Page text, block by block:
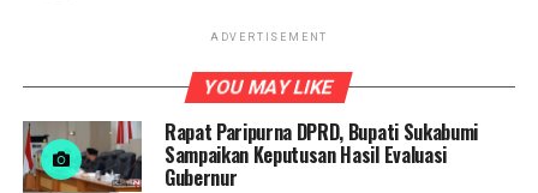
ADVERTISEMENT
YOU MAY LIKE
Rapat Paripurna DPRD, Bupati Sukabumi
Sampaikan Keputusan Hasil Evaluasi
Gubernur